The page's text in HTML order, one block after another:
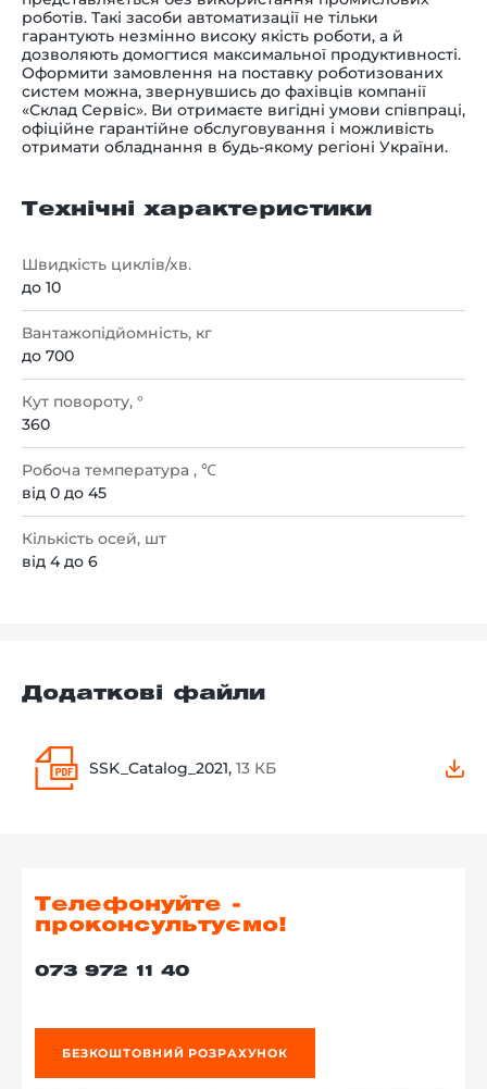
роботів. Такі засоби автоматизації не тільки
гарантують незмінно високу якість роботи, а й
дозволяють домогтися максимальної продуктивності.
Оформити замовлення на поставку роботизованих
систем можна, звернувшись до фахівців компанії
«Склад Сервіс». Ви отримаєте вигідні умови співпраці,
офіційне гарантійне обслуговування і можливість
отримати обладнання в будь-якому регіоні України.
Технічні характеристики
Швидкість циклів/хв.
до 10
Вантажопідйомність, кг
до 700
Кут повороту, °
360
Робоча температура , ℃
від 0 до 45
Кількість осей, шт
від 4 до 6
Додаткові файли
SSK_Catalog_2021, 13 КБ
Телефонуйте -
проконсультуємо!
073 972 11 40
БЕЗКОШТОВНИЙ РОЗРАХУНОК